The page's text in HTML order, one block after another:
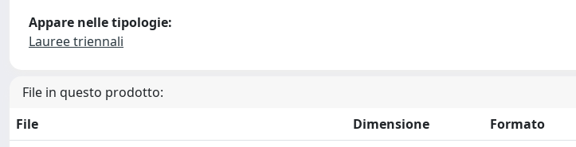
Appare nelle tipologie:
Lauree triennali
File in questo prodotto:
File
Dimensione
Formato